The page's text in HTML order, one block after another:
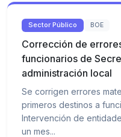
Sector Público BOE
Corrección de
funcionarios de
administración local
Se corrigen errores
primeros destinos a
Intervención de
un mes...